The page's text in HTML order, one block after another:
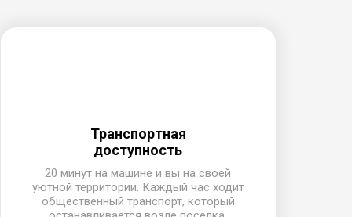
Транспортная
доступность
20 минут на машине и вы на своей
уютной территории. Каждый час ходит
общественный транспорт, который